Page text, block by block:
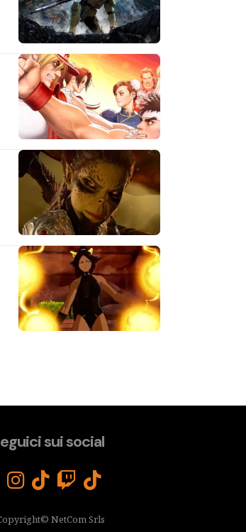
sui social
NetCom Srls